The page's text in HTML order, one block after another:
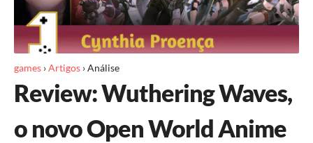
games ›Artigos ›Análise
Review: Wuthering Waves,
o novo Open World Anime